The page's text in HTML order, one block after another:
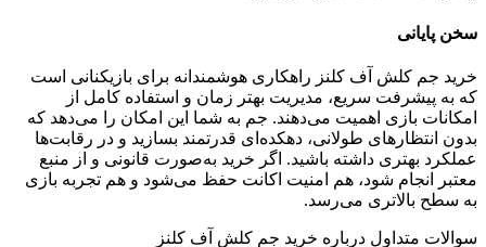
سخن پایانی
خرید جم کلش آف کلنز راهکاری هوشمندانه برای بازیکنانی است
که به پیشرفت سریع، مدیریت بهتر زمان و استفاده کامل از
امکانات بازی اهمیت می‌دهند. جم به شما این امکان را می‌دهد که
بدون انتظارهای طولانی، دهکده‌ای قدرتمند بسازید و در رقابت‌ها
عملکرد بهتری داشته باشید. اگر خرید به‌صورت قانونی و از منبع
معتبر انجام شود، هم امنیت اکانت حفظ می‌شود و هم تجربه بازی
به سطح بالاتری می‌رسد.
سوالات متداول درباره خرید جم کلش آف کلنز